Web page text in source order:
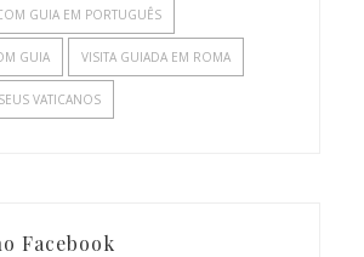
GUIA EM PORTUGUÊS
GUIA VISITA GUIADA EM ROMA
VATICANOS
Facebook